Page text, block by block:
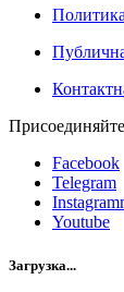
Facebook
Telegram
Youtube
Загрузка...